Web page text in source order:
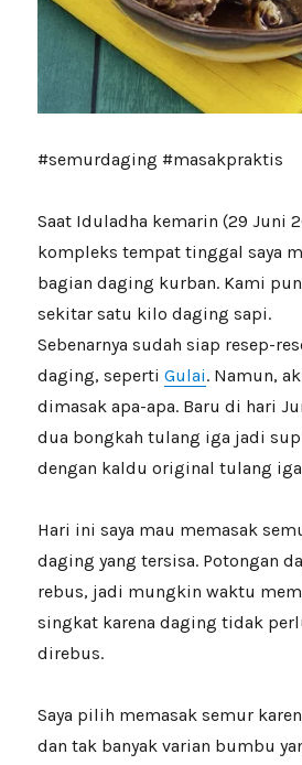
#semurdaging #masakpraktis
Saat Iduladha kemarin (29 Juni
kompleks tempat tinggal saya
bagian daging kurban. Kami
sekitar satu kilo daging sapi.
Sebenarnya sudah siap resep-
daging, sepertiGulai. Namun,
dimasak apa-apa. Baru di hari
dua bongkah tulang iga jadi
dengan kaldu original tulang
Hari ini saya mau memasak
daging yang tersisa. Potongan
rebus, jadi mungkin waktu
singkat karena daging tidak
direbus.
Saya pilih memasak semur
dan tak banyak varian bumbu